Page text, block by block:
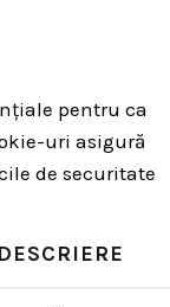
pentru ca
uri asigură
de securitate
DESCRIERE